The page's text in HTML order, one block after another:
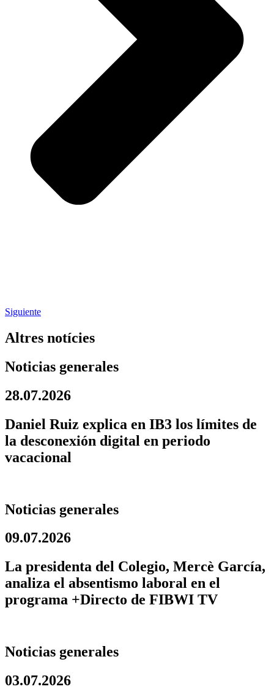
Siguiente
Altres notícies
Noticias generales
28.07.2026
Daniel Ruiz explica en IB3 los límites de
la desconexión digital en periodo
vacacional
Noticias generales
09.07.2026
La presidenta del Colegio, Mercè García,
analiza el absentismo laboral en el
programa +Directo de FIBWI TV
Noticias generales
03.07.2026